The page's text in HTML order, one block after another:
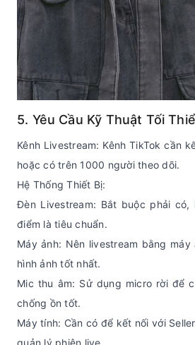
5. Yêu Cầu Kỹ Thuật Tối
Kênh Livestream: Kênh TikTok cần
hoặc có trên 1000 người theo dõi.
Hệ Thống Thiết Bị:
Đèn Livestream: Bắt buộc phải
điểm là tiêu chuẩn.
Máy ảnh: Nên livestream bằng
hình ảnh tốt nhất.
Mic thu âm: Sử dụng micro rời để
chống ồn tốt.
Máy tính: Cần có để kết nối với